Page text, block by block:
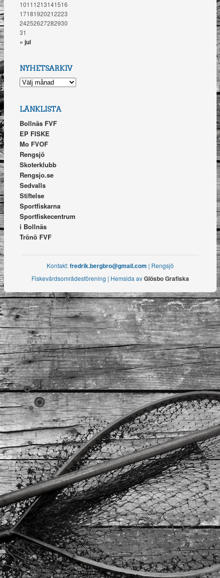
10111213141516
17181920212223
24252627282930
31
« jul
NYHETSARKIV
NYHETSARKIV
LÄNKLISTA
Bollnäs FVF
EP FISKE
Mo FVOF
Rengsjö
Skoterklubb
Rengsjo.se
Sedvalls
Stiftelse
Sportfiskarna
Sportfiskecentrum
i Bollnäs
Trönö FVF
Kontakt:fredrik.bergbro@gmail.com | Rengsjö
Fiskevårdsområdesförening | Hemsida avGlösbo Grafiska